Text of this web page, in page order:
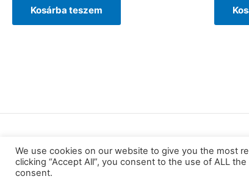
Kosárba teszem
We use cookies on our website to give you the most
clicking “Accept All”, you consent to the use of ALL
consent.